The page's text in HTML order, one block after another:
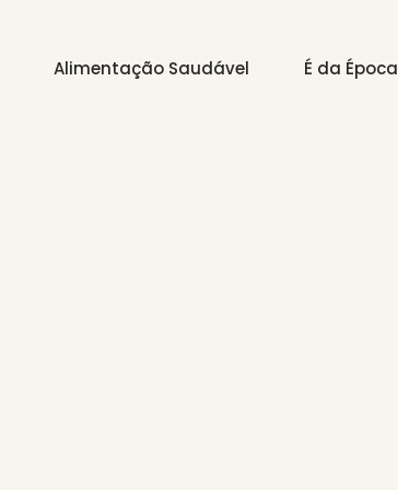
Alimentação Saudável É da Época